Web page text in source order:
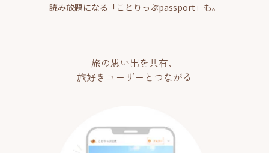
読み放題になる「ことりっぷpassport」も。
旅の思い出を共有、
旅好きユーザーとつながる